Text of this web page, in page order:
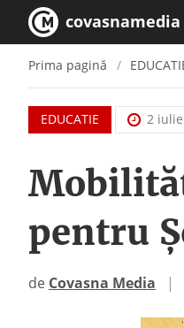
covasnamedia
Prima pagină
EDUCATIE 2
pentru
de Covasna Media |